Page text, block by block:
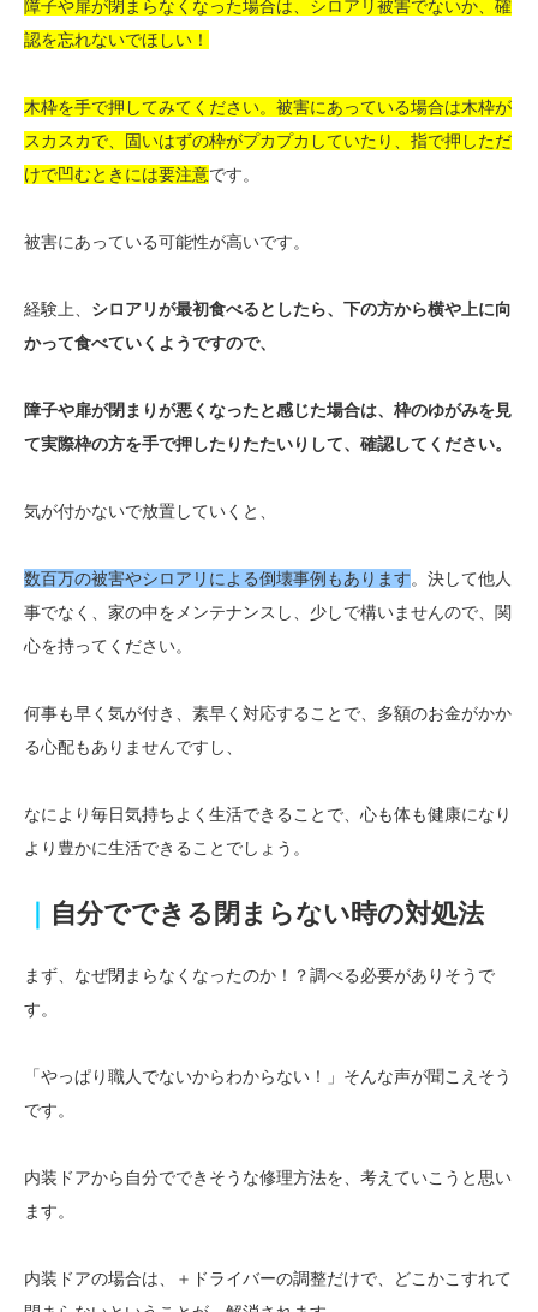
障子や扉が閉まらなくなった場合は、シロアリ被害でないか、確
認を忘れないでほしい！
木枠を手で押してみてください。被害にあっている場合は木枠が
スカスカで、固いはずの枠がプカプカしていたり、指で押しただ
けで凹むときには要注意です。
被害にあっている可能性が高いです。
経験上、 シロアリが最初食べるとしたら、下の方から横や上に向
かって食べていくようですので、
障子や扉が閉まりが悪くなったと感じた場合は、枠のゆがみを見
て実際枠の方を手で押したりたたいりして、確認してください。
気が付かないで放置していくと、
数百万の被害やシロアリによる倒壊事例もあります。決して他人
事でなく、家の中をメンテナンスし、少しで構いませんので、関
心を持ってください。
何事も早く気が付き、素早く対応することで、多額のお金がかか
る心配もありませんですし、
なにより毎日気持ちよく生活できることで、心も体も健康になり
より豊かに生活できることでしょう。
自分でできる閉まらない時の対処法
まず、なぜ閉まらなくなったのか！？調べる必要がありそうで
す。
「やっぱり職人でないからわからない！」そんな声が聞こえそう
です。
内装ドアから自分でできそうな修理方法を、考えていこうと思い
ます。
内装ドアの場合は、＋ドライバーの調整だけで、どこかこすれて